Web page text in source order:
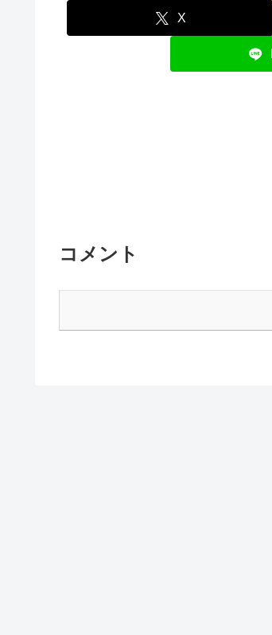
X
コメント